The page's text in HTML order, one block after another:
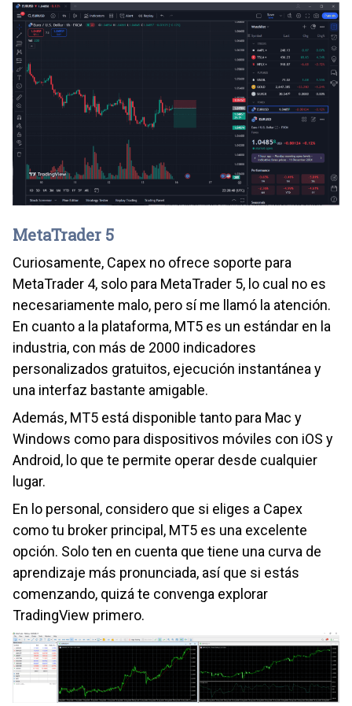
MetaTrader 5
Curiosamente, Capex no ofrece soporte para
MetaTrader 4, solo para MetaTrader 5, lo cual no es
necesariamente malo, pero sí me llamó la atención.
En cuanto a la plataforma, MT5 es un estándar en la
industria, con más de 2000 indicadores
personalizados gratuitos, ejecución instantánea y
una interfaz bastante amigable.
Además, MT5 está disponible tanto para Mac y
Windows como para dispositivos móviles con iOS y
Android, lo que te permite operar desde cualquier
lugar.
En lo personal, considero que si eliges a Capex
como tu broker principal, MT5 es una excelente
opción. Solo ten en cuenta que tiene una curva de
aprendizaje más pronunciada, así que si estás
comenzando, quizá te convenga explorar
TradingView primero.